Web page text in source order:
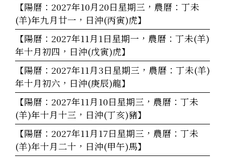
【陽曆：2027年10月20日星期三，農曆：丁未
(羊)年九月廿一，日沖(丙寅)虎】
【陽曆：2027年11月1日星期一，農曆：丁未(羊)
年十月初四，日沖(戊寅)虎】
【陽曆：2027年11月3日星期三，農曆：丁未(羊)
年十月初六，日沖(庚辰)龍】
【陽曆：2027年11月10日星期三，農曆：丁未
(羊)年十月十三，日沖(丁亥)豬】
【陽曆：2027年11月17日星期三，農曆：丁未
(羊)年十月二十，日沖(甲午)馬】